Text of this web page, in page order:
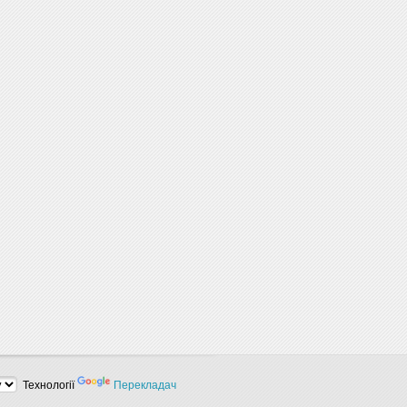
Технології Перекладач